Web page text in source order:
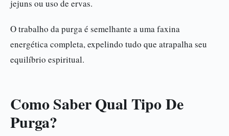
jejuns ou uso de ervas.
O trabalho da purga é semelhante a uma faxina
energética completa, expelindo tudo que atrapalha seu
equilíbrio espiritual.
Como Saber Qual Tipo De
Purga?